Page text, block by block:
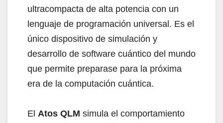
ultracompacta de alta potencia con un
lenguaje de programación universal. Es el
único dispositivo de simulación y
desarrollo de software cuántico del mundo
que permite preparase para la próxima
era de la computación cuántica.
El Atos QLM simula el comportamiento